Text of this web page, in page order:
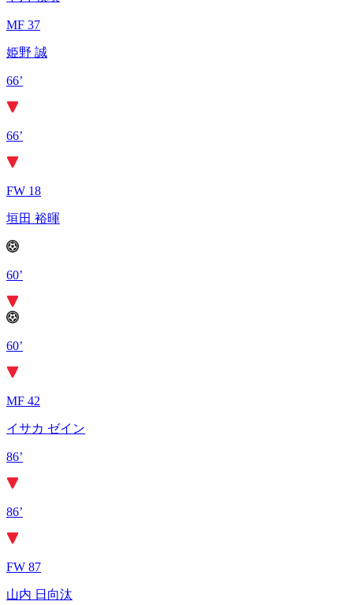
MF 37
姫野 誠
66’
66’
FW 18
垣田 裕暉
60’
60’
MF 42
イサカ ゼイン
86’
86’
FW 87
山内 日向汰